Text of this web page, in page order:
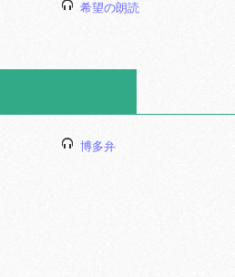
希望の朗読
博多弁